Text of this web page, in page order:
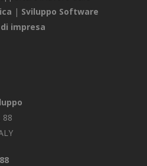
| Sviluppo Software
impresa
88